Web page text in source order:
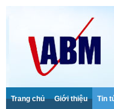
Trang chủ Giới thiệu Tin